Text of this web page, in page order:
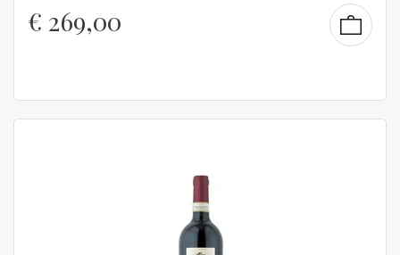
€ 269,00